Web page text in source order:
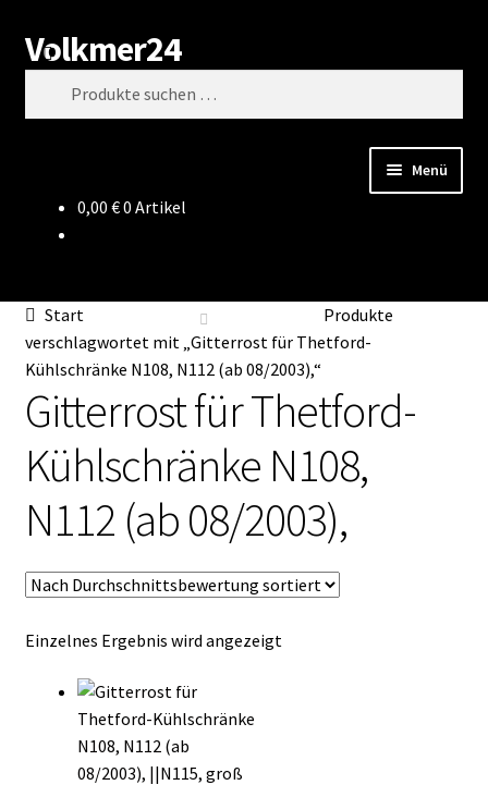
Zur
Navigation
springen
Zum
Inhalt
springen
Volkmer24
Suchen
Menü
Impressum
Datenschutz
Impressum
Kasse
Mein Konto
Vertrag widerrufen
Warenkorb
0,00 €0 Artikel
Start
Produkte
verschlagwortet mit „Gitterrost für Thetford-
Kühlschränke N108, N112 (ab 08/2003),“
Gitterrost für Thetford-
Kühlschränke N108,
N112 (ab 08/2003),
Einzelnes Ergebnis wird angezeigt